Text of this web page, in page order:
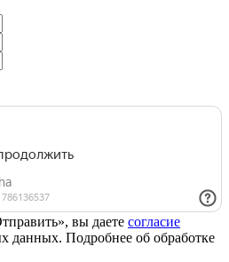
вы даете согласие
данных. Подробнее об обработке